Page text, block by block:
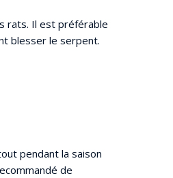
rats. Il est préférable
blesser le serpent.
pendant la saison
de